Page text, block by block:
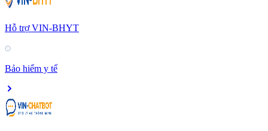
Hỗ trợ VIN-BHYT
Bảo hiểm y tế